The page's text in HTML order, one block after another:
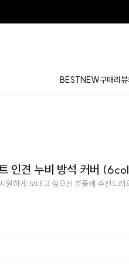
BESTNEW구매리뷰
인견 누비 방석 커버
원하게 보내고 싶으신 분들께 추천드려